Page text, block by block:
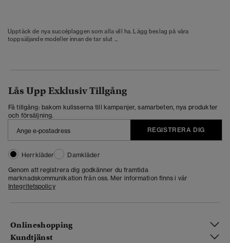
Upptäck de nya succéplaggen som alla vill ha. Lägg beslag på våra
toppsäljande modeller innan de tar slut ...
Lås Upp Exklusiv Tillgång
Få tillgång: bakom kulisserna till kampanjer, samarbeten, nya produkter
och försäljning.
REGISTRERA DIG
Herrkläder
Damkläder
Genom att registrera dig godkänner du framtida
marknadskommunikation från oss. Mer information finns i vår
Integritetspolicy
Onlineshopping
Kundtjänst